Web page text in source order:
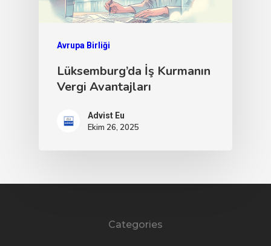
Avrupa Birliği
Lüksemburg’da İş Kurmanın
Vergi Avantajları
Advist Eu
Ekim 26, 2025
Categories